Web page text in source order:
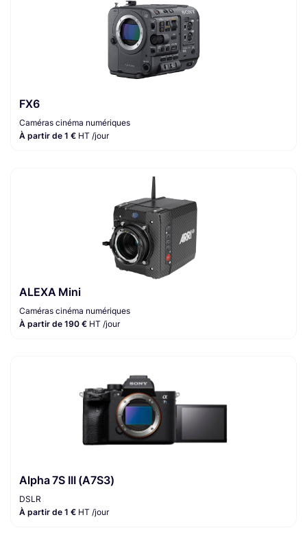
FX6
Caméras cinéma numériques
À partir de 1 € HT /jour
ALEXA Mini
Caméras cinéma numériques
À partir de 190 € HT /jour
Alpha 7S III (A7S3)
DSLR
À partir de 1 € HT /jour